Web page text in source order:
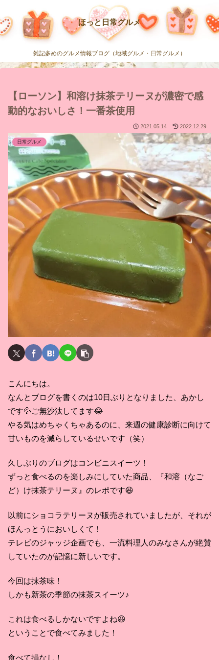
ほっと日常グルメ
雑記多めのグルメ情報ブログ（地域グルメ・日常グルメ）
【ローソン】和溶け抹茶テリーヌが濃密で感
動的なおいしさ！一番茶使用
2021.05.14 2022.12.29
日常グルメ
こんにちは。
なんとブログを書くのは10日ぶりとなりました、あかし
です💦ご無沙汰してます😂
やる気はめちゃくちゃあるのに、来週の健康診断に向けて
甘いものを減らしているせいです（笑）
久しぶりのブログはコンビニスイーツ！
ずっと食べるのを楽しみにしていた商品、『和溶（なご
ど）け抹茶テリーヌ』のレポです😆
以前にショコラテリーヌが販売されていましたが、それが
ほんっとうにおいしくて！
テレビのジャッジ企画でも、一流料理人のみなさんが絶賛
していたのが記憶に新しいです。
今回は抹茶味！
しかも新茶の季節の抹茶スイーツ♪
これは食べるしかないですよね😆
ということで食べてみました！
食べて損なし！